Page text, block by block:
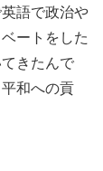
語で政治や
ートをした
きたんで
和への貢